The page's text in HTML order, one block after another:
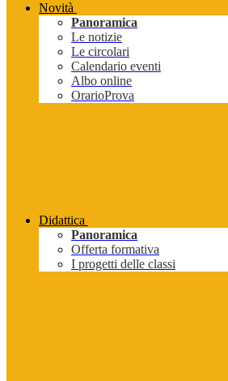
Novità
Panoramica
Le notizie
Le circolari
Calendario eventi
Albo online
OrarioProva
Didattica
Panoramica
Offerta formativa
I progetti delle classi